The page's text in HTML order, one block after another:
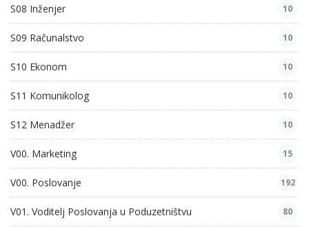
S08 Inženjer 10
S09 Računalstvo 10
S10 Ekonom 10
S11 Komunikolog 10
S12 Menadžer 10
V00. Marketing 15
V00. Poslovanje 192
V01. Voditelj Poslovanja u Poduzetništvu 80